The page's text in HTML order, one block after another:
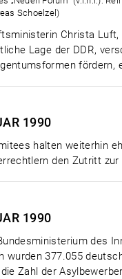
Schoelzel)
Christa Luft,
Lage der DDR,
fördern,
1990
halten weiterhin
den Zutritt
1990
des
wurden 377.055
Zahl der